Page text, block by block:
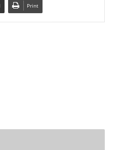
Print